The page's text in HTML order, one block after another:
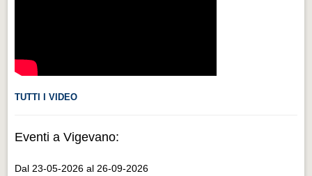
CHI SIAMO
CHI SIAMO
CITTÀ
Guida turistica rapida
TUTTI I VIDEO
Eventi a Vigevano:
Dal 23-05-2026 al 26-09-2026